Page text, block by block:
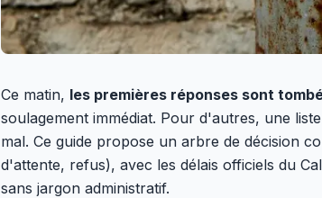
Ce matin, les premières réponses sont
soulagement immédiat. Pour d'autres, une
mal. Ce guide propose un arbre de décision
d'attente, refus), avec les délais officiels du
sans jargon administratif.